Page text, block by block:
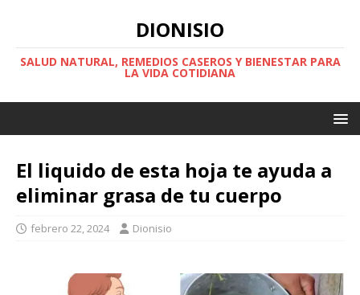
DIONISIO
SALUD NATURAL, REMEDIOS CASEROS Y BIENESTAR PARA
LA VIDA COTIDIANA
El liquido de esta hoja te ayuda a
eliminar grasa de tu cuerpo
febrero 22, 2024 Dionisio